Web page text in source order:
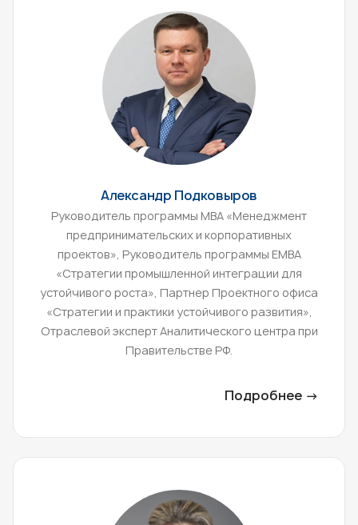
Александр Подковыров
Руководитель программы МВА «Менеджмент
предпринимательских и корпоративных
проектов», Руководитель программы ЕМВА
«Стратегии промышленной интеграции для
устойчивого роста», Партнер Проектного офиса
«Стратегии и практики устойчивого развития»,
Отраслевой эксперт Аналитического центра при
Правительстве РФ.
Подробнее →